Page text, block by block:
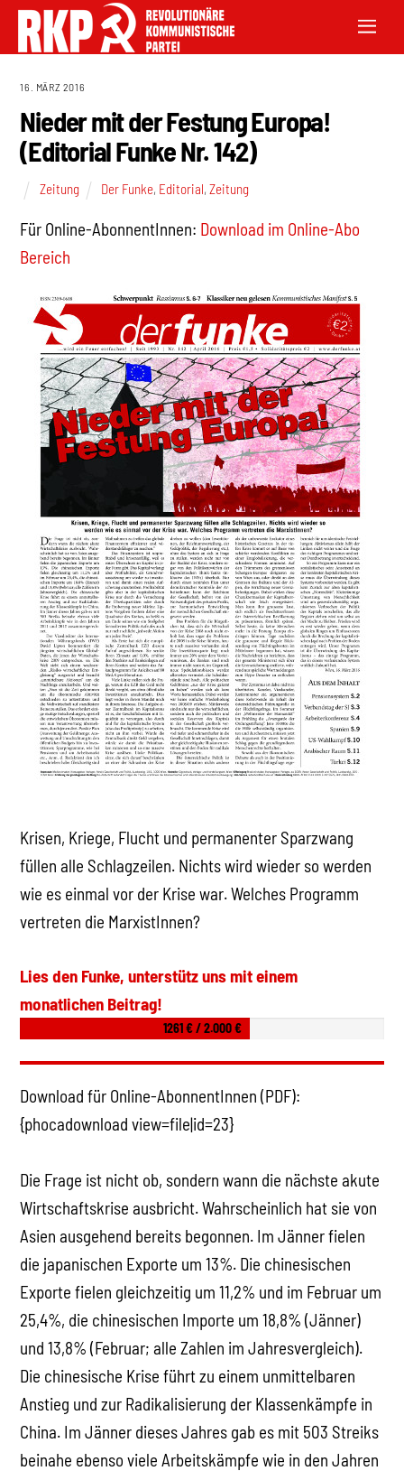
16. MÄRZ 2016
Nieder mit der Festung Europa!
(Editorial Funke Nr. 142)
Zeitung Der Funke, Editorial,Zeitung
Für Online-AbonnentInnen: Download im Online-Abo
Bereich
Krisen, Kriege, Flucht und permanenter Sparzwang
füllen alle Schlagzeilen. Nichts wird wieder so werden
wie es einmal vor der Krise war. Welches Programm
vertreten die MarxistInnen?
Lies den Funke, unterstütz uns mit einem
monatlichen Beitrag!
1261 € / 2.000 €
Download für Online-AbonnentInnen (PDF):
{phocadownload view=file|id=23}
Die Frage ist nicht ob, sondern wann die nächste akute
Wirtschaftskrise ausbricht. Wahrscheinlich hat sie von
Asien ausgehend bereits begonnen. Im Jänner fielen
die japanischen Exporte um 13%. Die chinesischen
Exporte fielen gleichzeitig um 11,2% und im Februar um
25,4%, die chinesischen Importe um 18,8% (Jänner)
und 13,8% (Februar; alle Zahlen im Jahresvergleich).
Die chinesische Krise führt zu einem unmittelbaren
Anstieg und zur Radikalisierung der Klassenkämpfe in
China. Im Jänner dieses Jahres gab es mit 503 Streiks
beinahe ebenso viele Arbeitskämpfe wie in den Jahren